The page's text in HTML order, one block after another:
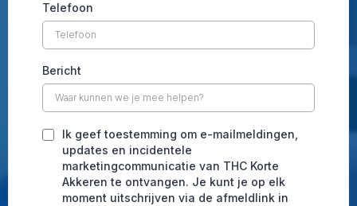
Telefoon
Bericht
Ik geef toestemming om e-mailmeldingen,
updates en incidentele
marketingcommunicatie van THC Korte
Akkeren te ontvangen. Je kunt je op elk
moment uitschrijven via de afmeldlink in